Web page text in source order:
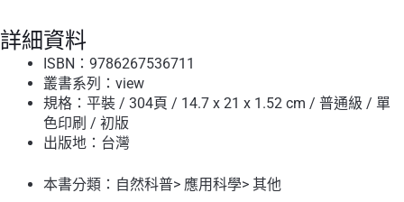
詳細資料
ISBN：9786267536711
叢書系列： view
規格：平裝 / 304頁 / 14.7 x 21 x 1.52 cm / 普通級 / 單
色印刷 / 初版
出版地：台灣
本書分類： 自然科普> 應用科學> 其他